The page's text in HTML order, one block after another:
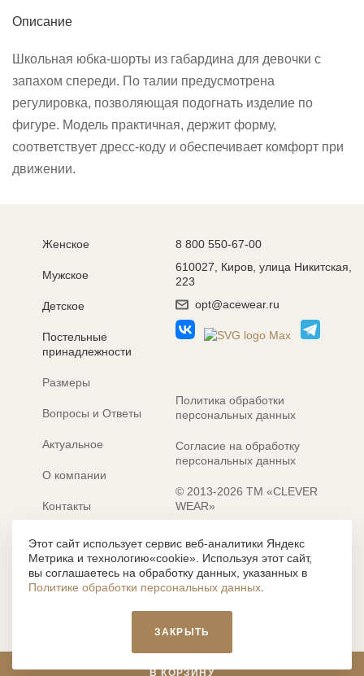
В КОРЗИНУ
Описание
Школьная юбка-шорты из габардина для девочки с
запахом спереди. По талии предусмотрена
регулировка, позволяющая подогнать изделие по
фигуре. Модель практичная, держит форму,
соответствует дресс-коду и обеспечивает комфорт при
движении.
Женское
Мужское
Детское
Постельные
принадлежности
Размеры
Вопросы и Ответы
Актуальное
О компании
Контакты
Электронные каталоги
8 800 550-67-00
610027, Киров, улица Никитская,
223
opt@acewear.ru
Политика обработки
персональных данных
Согласие на обработку
персональных данных
© 2013-2026 ТМ «CLEVER
WEAR»
Разработка сайта: MACHAON
Все содержание, представленное или отраженное на сайте
https://clever-style.ru, включая, но не ограничиваясь, текстом,
графикой, фотографиями, иллюстрациями и т.д., являются
объектами авторского права, использование которых, без
письменного разрешения администрации и без активной
влечет наложение ответственности с действующим
законодательством РФ.
Этот сайт использует сервис веб-аналитики Яндекс
Метрика и технологию«cookie». Используя этот сайт,
вы соглашаетесь на обработку данных, указанных в
Политике обработки персональных данных
ЗАКРЫТЬ